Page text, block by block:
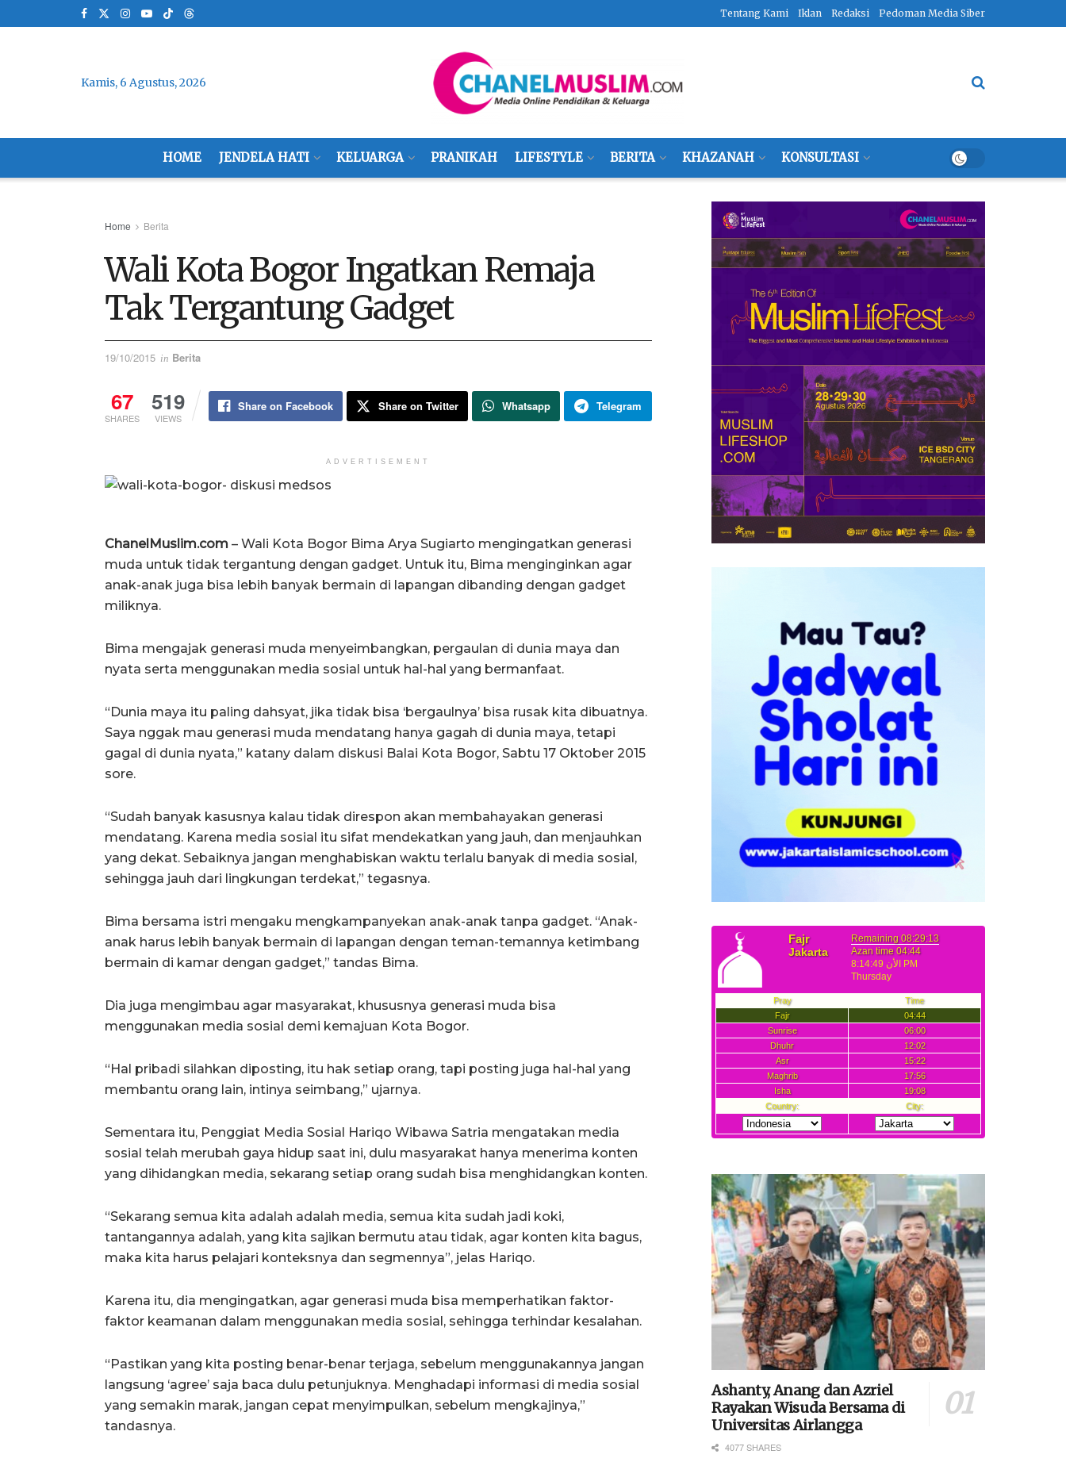
Tentang Kami Iklan Redaksi Pedoman Media Siber
Kamis, 6 Agustus, 2026
HOME JENDELA HATI KELUARGA PRANIKAH LIFESTYLE BERITA KHAZANAH KONSULTASI
Home Berita
Wali Kota Bogor Ingatkan Remaja
Tak Tergantung Gadget
19/10/2015 in Berita
67
SHARES
519
VIEWS
Share on Facebook Share on Twitter Whatsapp Telegram
ADVERTISEMENT
ChanelMuslim.com – Wali Kota Bogor Bima Arya Sugiarto mengingatkan generasi
muda untuk tidak tergantung dengan gadget. Untuk itu, Bima menginginkan agar
anak-anak juga bisa lebih banyak bermain di lapangan dibanding dengan gadget
miliknya.
Bima mengajak generasi muda menyeimbangkan, pergaulan di dunia maya dan
nyata serta menggunakan media sosial untuk hal-hal yang bermanfaat.
“Dunia maya itu paling dahsyat, jika tidak bisa ‘bergaulnya’ bisa rusak kita dibuatnya.
Saya nggak mau generasi muda mendatang hanya gagah di dunia maya, tetapi
gagal di dunia nyata,” katany dalam diskusi Balai Kota Bogor, Sabtu 17 Oktober 2015
sore.
“Sudah banyak kasusnya kalau tidak direspon akan membahayakan generasi
mendatang. Karena media sosial itu sifat mendekatkan yang jauh, dan menjauhkan
yang dekat. Sebaiknya jangan menghabiskan waktu terlalu banyak di media sosial,
sehingga jauh dari lingkungan terdekat,” tegasnya.
Bima bersama istri mengaku mengkampanyekan anak-anak tanpa gadget. “Anak-
anak harus lebih banyak bermain di lapangan dengan teman-temannya ketimbang
bermain di kamar dengan gadget,” tandas Bima.
Dia juga mengimbau agar masyarakat, khususnya generasi muda bisa
menggunakan media sosial demi kemajuan Kota Bogor.
“Hal pribadi silahkan diposting, itu hak setiap orang, tapi posting juga hal-hal yang
membantu orang lain, intinya seimbang,” ujarnya.
Sementara itu, Penggiat Media Sosial Hariqo Wibawa Satria mengatakan media
sosial telah merubah gaya hidup saat ini, dulu masyarakat hanya menerima konten
yang dihidangkan media, sekarang setiap orang sudah bisa menghidangkan konten.
“Sekarang semua kita adalah adalah media, semua kita sudah jadi koki,
tantangannya adalah, yang kita sajikan bermutu atau tidak, agar konten kita bagus,
maka kita harus pelajari konteksnya dan segmennya”, jelas Hariqo.
Karena itu, dia mengingatkan, agar generasi muda bisa memperhatikan faktor-
faktor keamanan dalam menggunakan media sosial, sehingga terhindar kesalahan.
“Pastikan yang kita posting benar-benar terjaga, sebelum menggunakannya jangan
langsung ‘agree’ saja baca dulu petunjuknya. Menghadapi informasi di media sosial
yang semakin marak, jangan cepat menyimpulkan, sebelum mengkajinya,”
tandasnya.
Ashanty, Anang dan Azriel
Rayakan Wisuda Bersama di
Universitas Airlangga
4077 SHARES